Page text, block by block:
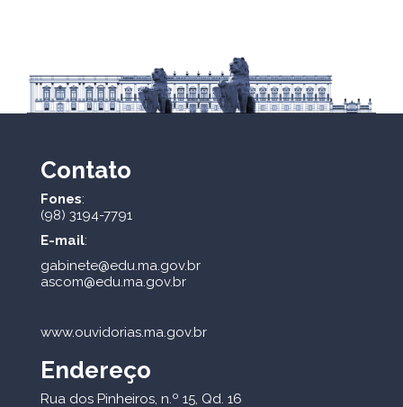
Contato
Fones:
(98) 3194-7791
E-mail:
gabinete@edu.ma.gov.br
ascom@edu.ma.gov.br
www.ouvidorias.ma.gov.br
Endereço
Rua dos Pinheiros, n.º 15, Qd. 16